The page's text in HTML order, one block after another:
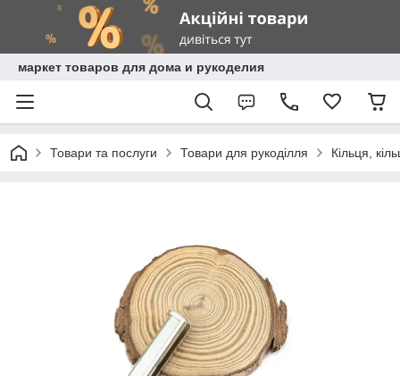
маркет товаров для дома и рукоделия
Товари та послуги Товари для рукоділля Кільця,